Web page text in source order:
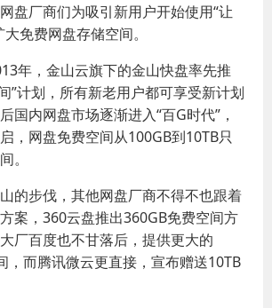
盘厂商们为吸引新用户开始使用“让
免费网盘存储空间。
年，金山云旗下的金山快盘率先推
”计划，所有新老用户都可享受新计划
国内网盘市场逐渐进入“百G时代”，
，网盘免费空间从100GB到10TB只
。
的步伐，其他网盘厂商不得不也跟着
案，360云盘推出360GB免费空间方
厂百度也不甘落后，提供更大的
，而腾讯微云更直接，宣布赠送10TB